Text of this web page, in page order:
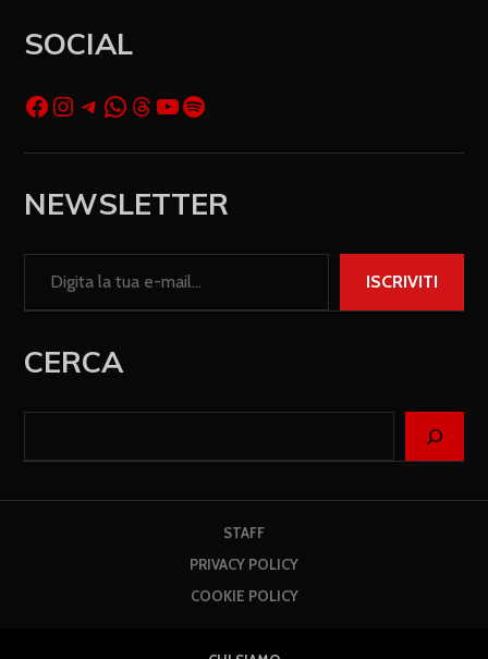
SOCIAL
NEWSLETTER
ISCRIVITI
CERCA
STAFF
PRIVACY POLICY
COOKIE POLICY